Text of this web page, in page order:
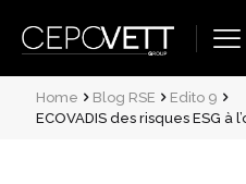
Home Blog RSE
Edito 9
ECOVADIS des risques ESG à